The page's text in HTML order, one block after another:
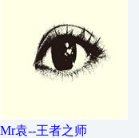
Mr袁--王者之师